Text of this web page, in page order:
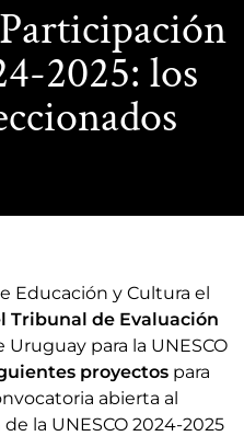
2025: los
Educación y Cultura el
Tribunal de Evaluación
para la UNESCO
proyectos para
abierta al
la UNESCO 2024-2025